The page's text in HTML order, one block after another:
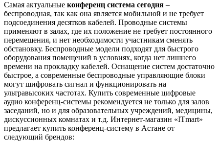
Самая актуальные конференц система сегодня –
беспроводная, так как она является мобильной и не требует
подсоединения десятков кабелей. Проводные системы
применяют в залах, где их положение не требует постоянного
перемещения, и нет необходимости участникам сменять
обстановку. Беспроводные модели подходят для быстрого
оборудования помещений в условиях, когда нет лишнего
времени на прокладку кабелей. Оснащение систем достаточно
быстрое, а современные беспроводные управляющие блоки
могут шифровать сигнал и функционировать на
ультравысоких частотах. Купить современные цифровые
аудио конференц-системы рекомендуется не только для залов
заседаний, но и для образовательных учреждений, медицины,
дискуссионных комнатах и т.д. Интернет-магазин «ITmart»
предлагает купить конференц-систему в Астане от
следующий брендов: